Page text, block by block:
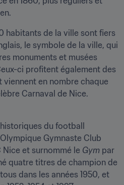
habitants de la ville sont fiers
le symbole de la ville, qui
monuments et musées
ci profitent également des
viennent en nombre chaque
Carnaval de Nice.
du football
Gymnaste Club
Nice et surnommé le Gym par
quatre titres de champion de
dans les années 1950, et